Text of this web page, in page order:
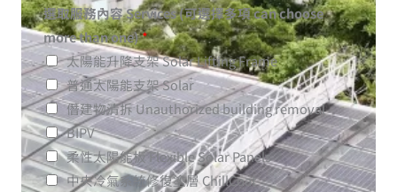
選取服務內容 Services (可選擇多項 can choose
more than one)*
太陽能升降支架 Solar Lifting Frame
普通太陽能支架 Solar
僭建物清拆 Unauthorized building removal
BIPV
柔性太陽能板 Flexible Solar Panels
中央冷氣系統修復塗層 ChillCoat